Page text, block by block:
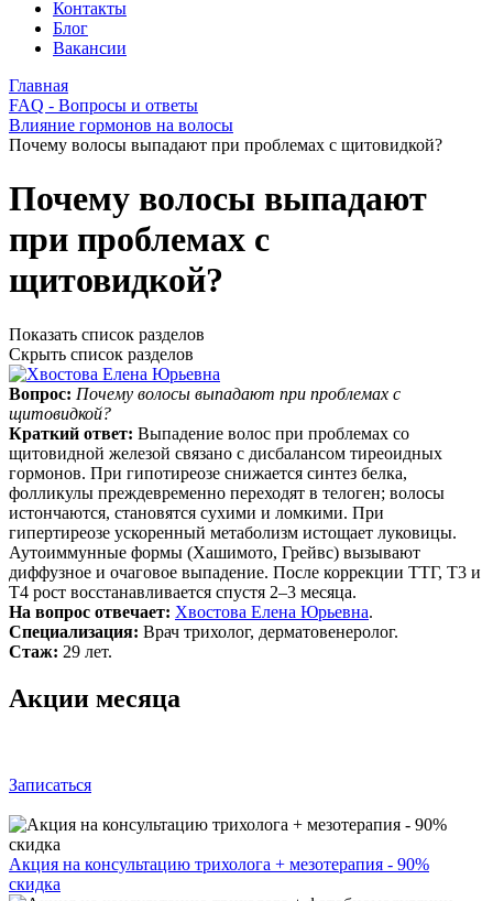
Контакты
Блог
Вакансии
Главная
FAQ - Вопросы и ответы
Влияние гормонов на волосы
Почему волосы выпадают при проблемах с щитовидкой?
Почему волосы выпадают
при проблемах с
щитовидкой?
Показать список разделов
Скрыть список разделов
Вопрос: Почему волосы выпадают при проблемах с
щитовидкой?
Краткий ответ: Выпадение волос при проблемах со
щитовидной железой связано с дисбалансом тиреоидных
гормонов. При гипотиреозе снижается синтез белка,
фолликулы преждевременно переходят в телоген; волосы
истончаются, становятся сухими и ломкими. При
гипертиреозе ускоренный метаболизм истощает луковицы.
Аутоиммунные формы (Хашимото, Грейвс) вызывают
диффузное и очаговое выпадение. После коррекции ТТГ, Т3 и
Т4 рост восстанавливается спустя 2–3 месяца.
На вопрос отвечает: Хвостова Елена Юрьевна.
Специализация: Врач трихолог, дерматовенеролог.
Стаж: 29 лет.
Акции месяца
Записаться
Акция на консультацию трихолога + мезотерапия - 90%
скидка